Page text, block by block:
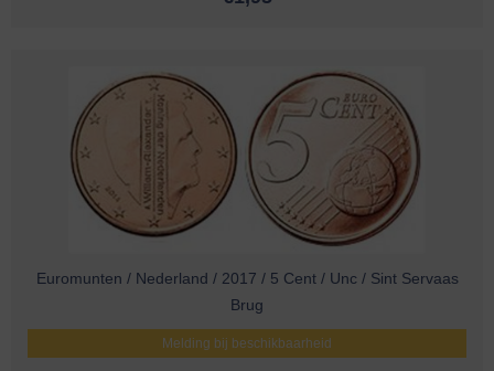
Euromunten / Nederland / 2017 / 5 Cent / Unc / Sint Servaas
Brug
Melding bij beschikbaarheid